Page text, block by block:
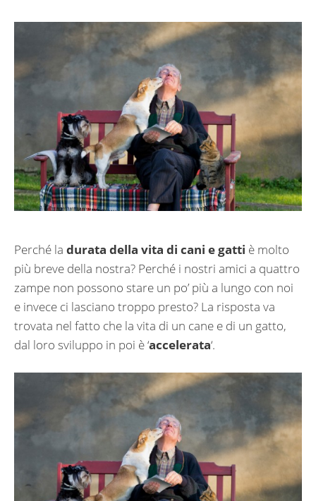
Perché la durata della vita di cani e gatti è molto
più breve della nostra? Perché i nostri amici a quattro
zampe non possono stare un po’ più a lungo con noi
e invece ci lasciano troppo presto? La risposta va
trovata nel fatto che la vita di un cane e di un gatto,
dal loro sviluppo in poi è ‘accelerata‘.